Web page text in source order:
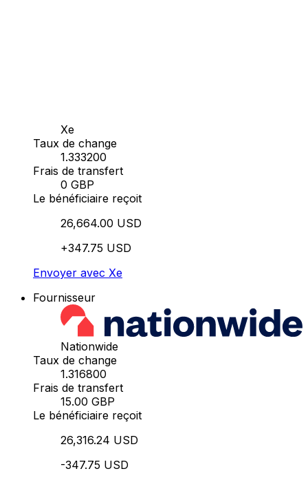
Xe
Taux de change
1.333200
Frais de transfert
0 GBP
Le bénéficiaire reçoit
26,664.00 USD
+347.75 USD
Envoyer avec Xe
Fournisseur
Nationwide
Taux de change
1.316800
Frais de transfert
15.00 GBP
Le bénéficiaire reçoit
26,316.24 USD
-347.75 USD